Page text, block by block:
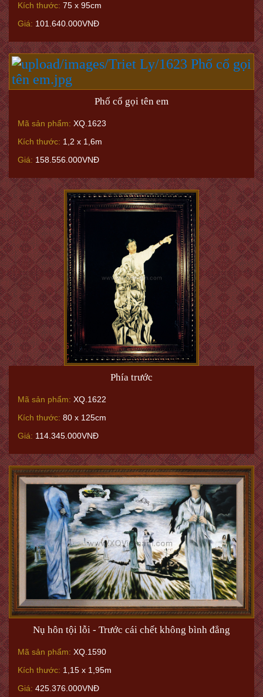
Kích thước: 75 x 95cm
Giá: 101.640.000VNĐ
Phố cổ gọi tên em
Mã sản phẩm: XQ.1623
Kích thước: 1,2 x 1,6m
Giá: 158.556.000VNĐ
Phía trước
Mã sản phẩm: XQ.1622
Kích thước: 80 x 125cm
Giá: 114.345.000VNĐ
Nụ hôn tội lỗi - Trước cái chết không bình đẳng
Mã sản phẩm: XQ.1590
Kích thước: 1,15 x 1,95m
Giá: 425.376.000VNĐ